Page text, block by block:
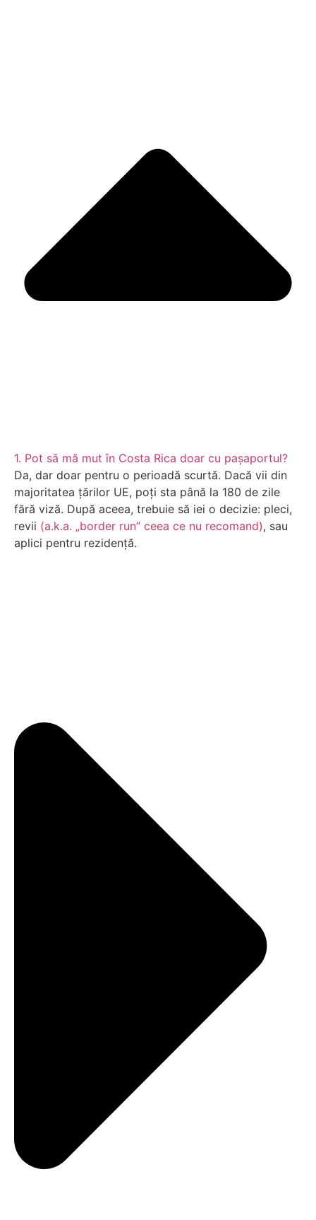
1. Pot să mă mut în Costa Rica doar cu pașaportul?
Da, dar doar pentru o perioadă scurtă. Dacă vii din
majoritatea țărilor UE, poți sta până la 180 de zile
fără viză. După aceea, trebuie să iei o decizie: pleci,
revii (a.k.a. „border run” ceea ce nu recomand), sau
aplici pentru rezidență.